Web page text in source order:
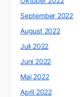
September 2022
August 2022
Juli 2022
Juni 2022
Mai 2022
April 2022